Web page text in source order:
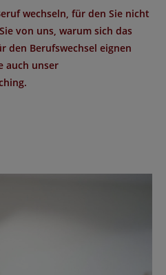
wechseln, für den Sie nicht
von uns, warum sich das
den Berufswechsel eignen
auch unser